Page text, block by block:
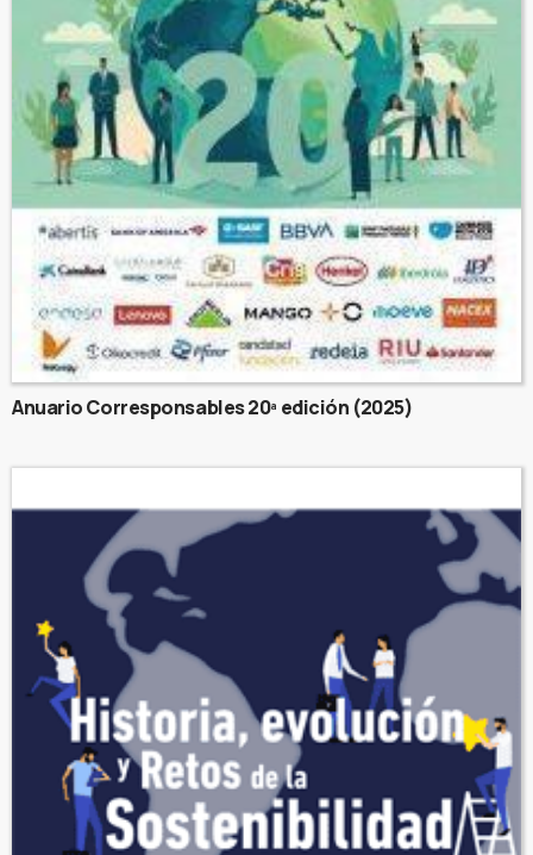
Anuario Corresponsables 20ª edición (2025)